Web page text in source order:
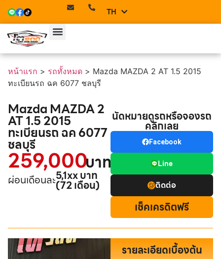
TH
EN
หน้าแรก > รถทั้งหมด > Mazda MAZDA 2 AT 1.5 2015
ทะเบียนรถ ฉค 6077 ชลบุรี
Mazda MAZDA 2
AT 1.5 2015
ทะเบียนรถ ฉค 6077
ชลบุรี
259,000บาท
ผ่อนเดือนละ5,1xx บาท
(72 เดือน)
นัดหมายดูรถหรือจองรถ
คลิกเลย
Facebook
Line
ติดต่อ
เช็คเครดิตฟรี
รายละเอียดเบื้องต้น